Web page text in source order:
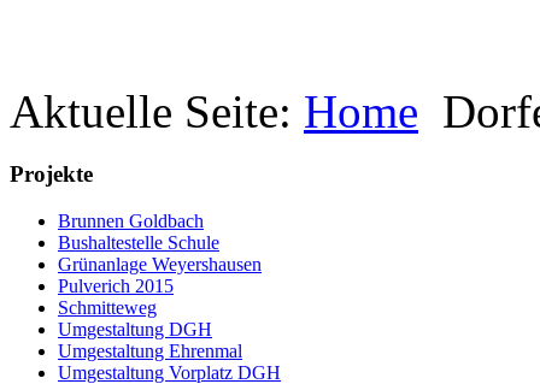
Aktuelle Seite: Home
Projekte
Brunnen Goldbach
Bushaltestelle Schule
Grünanlage Weyershausen
Pulverich 2015
Schmitteweg
Umgestaltung DGH
Umgestaltung Ehrenmal
Umgestaltung Vorplatz DGH